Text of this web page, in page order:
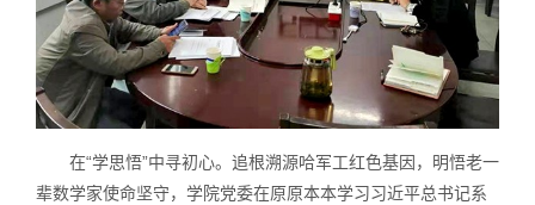
在“学思悟”中寻初心。追根溯源哈军工红色基因，明悟老一
辈数学家使命坚守，学院党委在原原本本学习习近平总书记系